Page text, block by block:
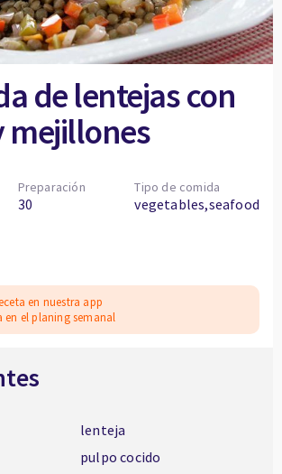
de lentejas con
mejillones
Preparación
30
Tipo de comida
vegetables,seafood
en nuestra app
en el planing semanal
lenteja
pulpo cocido